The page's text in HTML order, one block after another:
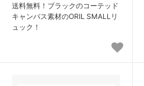
送料無料！ブラックのコーテッド
キャンバス素材のORIL SMALLリ
ュック！